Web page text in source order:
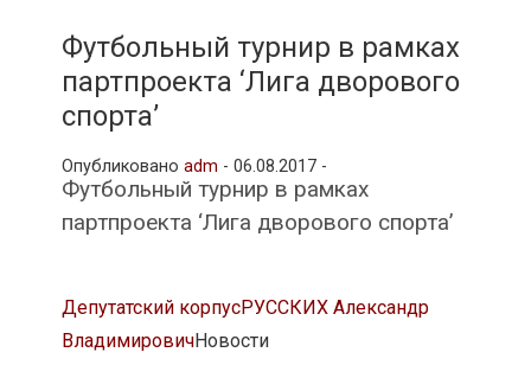
и
рубрики
Футбольный турнир в рамках
партпроекта ‘Лига дворового
спорта’
Опубликовано adm - 06.08.2017 -
Футбольный турнир в рамках
партпроекта ‘Лига дворового спорта’
Депутатский корпусРУССКИХ Александр
ВладимировичНовости